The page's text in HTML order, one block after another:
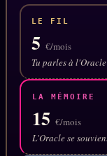
Oracle
Oracle
Audit Social
LIVRES
LE FIL
5 €/mois
Tu parles à l'Oracle
LA MÉMOIRE
15 €/mois
L'Oracle se